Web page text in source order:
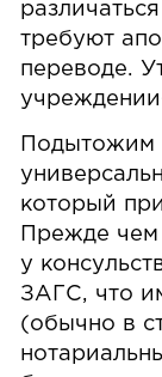
требуют
переводе.
Подытожим
который
Прежде чем
у
ЗАГС, что
(обычно в